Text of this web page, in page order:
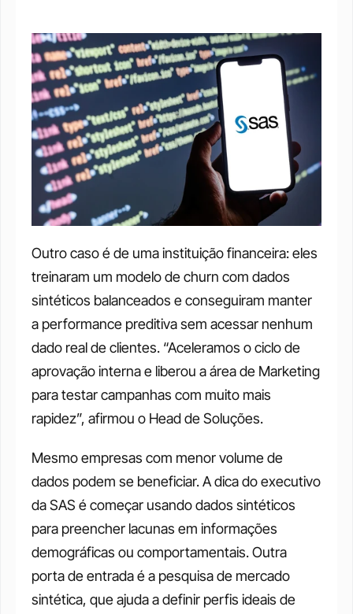
Outro caso é de uma instituição financeira: eles
treinaram um modelo de churn com dados
sintéticos balanceados e conseguiram manter
a performance preditiva sem acessar nenhum
dado real de clientes. “Aceleramos o ciclo de
aprovação interna e liberou a área de Marketing
para testar campanhas com muito mais
rapidez”, afirmou o Head de Soluções.
Mesmo empresas com menor volume de
dados podem se beneficiar. A dica do executivo
da SAS é começar usando dados sintéticos
para preencher lacunas em informações
demográficas ou comportamentais. Outra
porta de entrada é a pesquisa de mercado
sintética, que ajuda a definir perfis ideais de